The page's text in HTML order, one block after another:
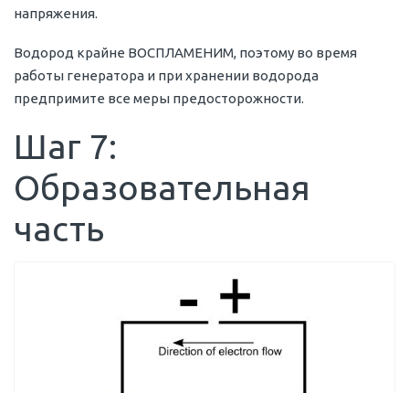
напряжения.
Водород крайне ВОСПЛАМЕНИМ, поэтому во время
работы генератора и при хранении водорода
предпримите все меры предосторожности.
Шаг 7:
Образовательная
часть